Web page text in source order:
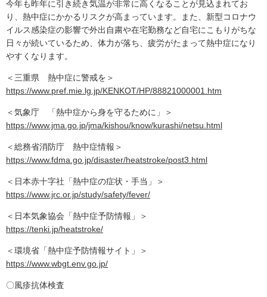
今年も昨年に引き続き気温が非常に高くなることが見込まれてお
り、熱中症にかかるリスクが高まっています。また、新型コロナウ
イルス感染症の影響で外出自粛や在宅勤務など自宅にこもりがちな
日々が続いているため、体力が落ち、疲労がたまって熱中症になり
やすくなります。
＜三重県 熱中症に警戒を＞
https://www.pref.mie.lg.jp/KENKOT/HP/88821000001.htm
＜気象庁 「熱中症から身を守るために」＞
https://www.jma.go.jp/jma/kishou/know/kurashi/netsu.html
＜総務省消防庁 熱中症情報＞
https://www.fdma.go.jp/disaster/heatstroke/post3.html
＜日本赤十字社「熱中症の症状・手当」＞
https://www.jrc.or.jp/study/safety/fever/
＜日本気象協会「熱中症予防情報」＞
https://tenki.jp/heatstroke/
＜環境省「熱中症予防情報サイト」＞
https://www.wbgt.env.go.jp/
〇風疹抗体検査